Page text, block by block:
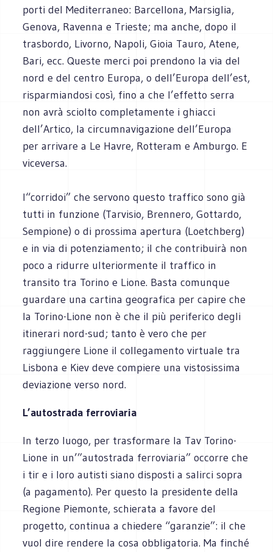
porti del Mediterraneo: Barcellona, Marsiglia,
Genova, Ravenna e Trieste; ma anche, dopo il
trasbordo, Livorno, Napoli, Gioia Tauro, Atene,
Bari, ecc. Queste merci poi prendono la via del
nord e del centro Europa, o dell’Europa dell’est,
risparmiandosi così, fino a che l’effetto serra
non avrà sciolto completamente i ghiacci
dell’Artico, la circumnavigazione dell’Europa
per arrivare a Le Havre, Rotteram e Amburgo. E
viceversa.
I“corridoi” che servono questo traffico sono già
tutti in funzione (Tarvisio, Brennero, Gottardo,
Sempione) o di prossima apertura (Loetchberg)
e in via di potenziamento; il che contribuirà non
poco a ridurre ulteriormente il traffico in
transito tra Torino e Lione. Basta comunque
guardare una cartina geografica per capire che
la Torino-Lione non è che il più periferico degli
itinerari nord-sud; tanto è vero che per
raggiungere Lione il collegamento virtuale tra
Lisbona e Kiev deve compiere una vistosissima
deviazione verso nord.
L’autostrada ferroviaria
In terzo luogo, per trasformare la Tav Torino-
Lione in un’”autostrada ferroviaria” occorre che
i tir e i loro autisti siano disposti a salirci sopra
(a pagamento). Per questo la presidente della
Regione Piemonte, schierata a favore del
progetto, continua a chiedere “garanzie”: il che
vuol dire rendere la cosa obbligatoria. Ma finché